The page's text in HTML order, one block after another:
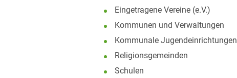
Eingetragene Vereine (e.V.)
Kommunen und Verwaltungen
Kommunale Jugendeinrichtungen
Religionsgemeinden
Schulen